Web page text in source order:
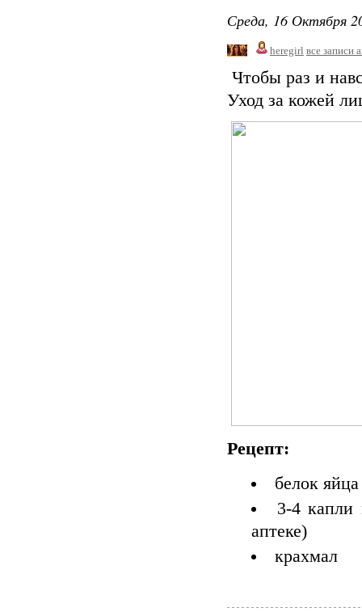
Среда, 16 Октября
heregirl все записи
Чтобы раз и
Уход за кожей
Рецепт:
белок яйца
3-4 капли
аптеке)
крахмал